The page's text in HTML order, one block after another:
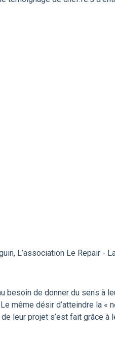
L’association Le Repair -
besoin de donner du sens à
même désir d’atteindre la «
leur projet s’est fait grâce à